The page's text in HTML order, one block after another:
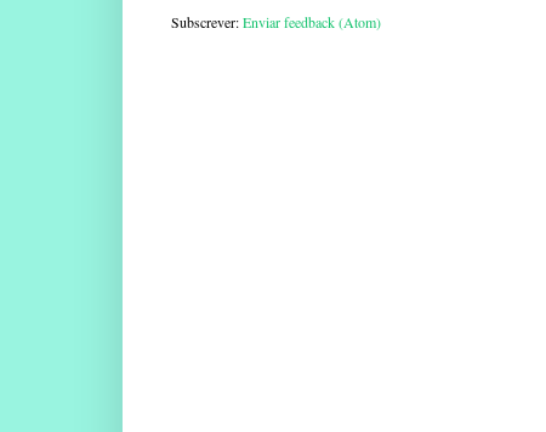
Subscrever:Enviar feedback (Atom)